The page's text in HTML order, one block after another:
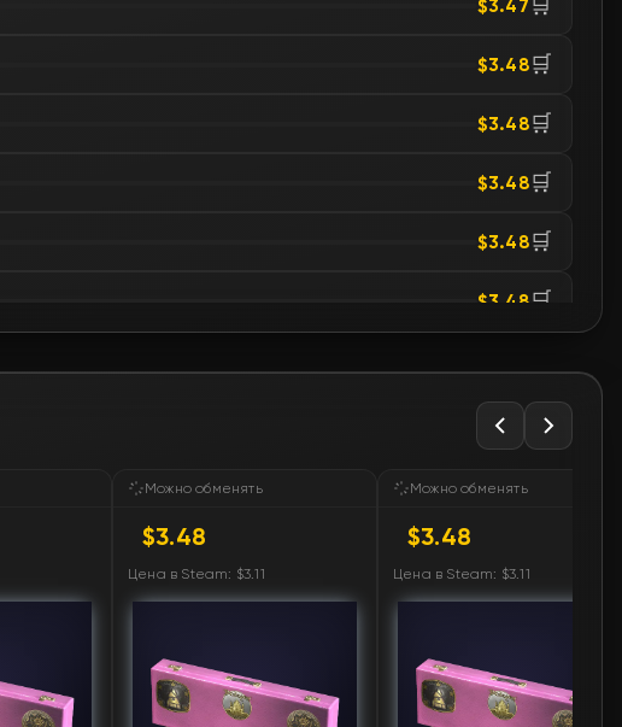
$3.47
$3.48🛒
$3.48🛒
$3.48🛒
$3.48🛒
$3.48🛒
$3.48 🛒
$3.48🛒
$3.48
Можно обменять
$3.48
Цена в Steam: $3.11
Можно обменять
$3.48
Цена в Steam: $3.11